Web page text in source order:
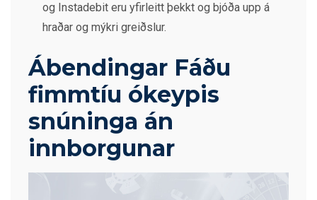
og Instadebit eru yfirleitt þekkt og bjóða upp á
hraðar og mýkri greiðslur.
Ábendingar Fáðu
fimmtíu ókeypis
snúninga án
innborgunar